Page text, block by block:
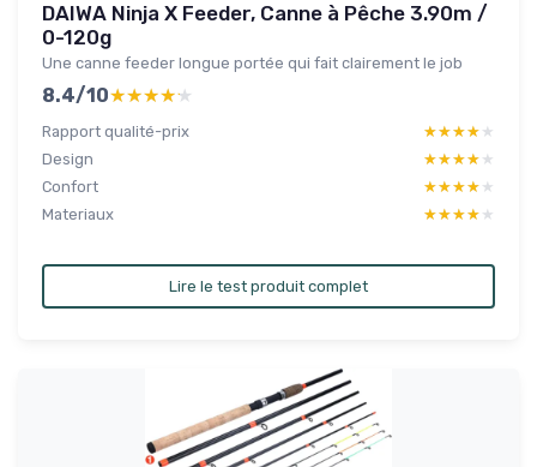
DAIWA Ninja X Feeder, Canne à Pêche 3.90m /
0-120g
Une canne feeder longue portée qui fait clairement le job
8.4/10★★★★★
★★★★★
Rapport qualité-prix ★★★★★
★★★★★
Design
★★★★★
★★★★★
Confort
★★★★★
★★★★★
Materiaux
★★★★★
★★★★★
Lire le test produit complet